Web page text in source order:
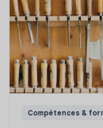
Compétences &